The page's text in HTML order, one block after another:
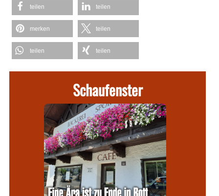
teilen teilen
merken teilen
teilen teilen
Schaufenster